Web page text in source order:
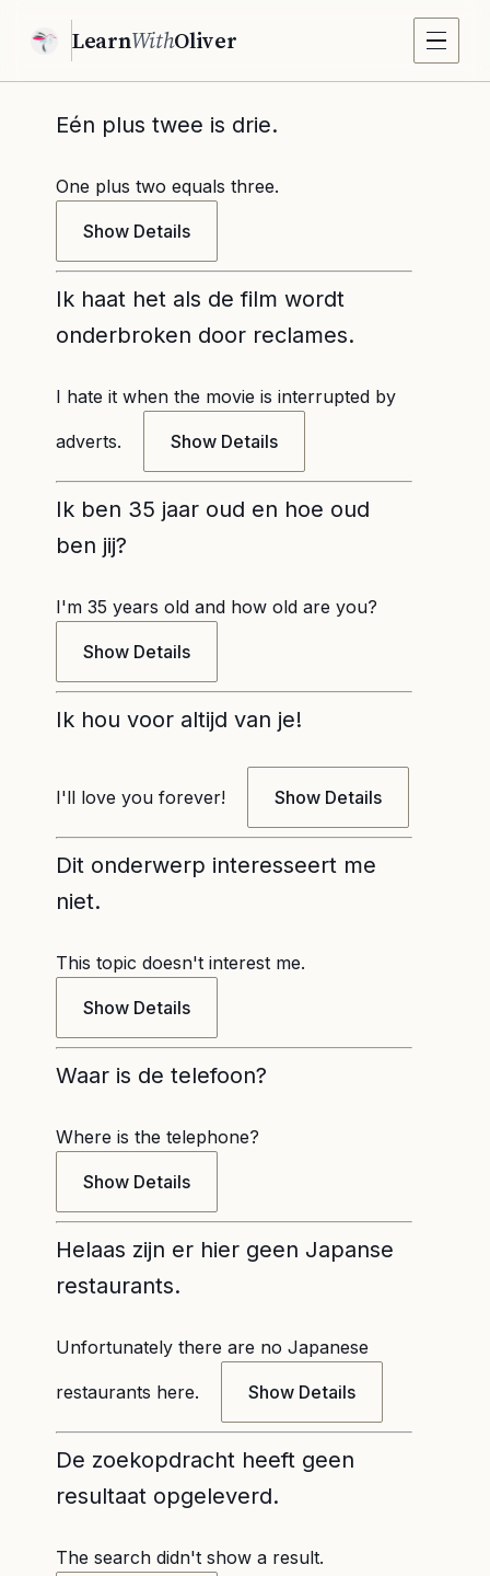
LearnWithOliver
Eén plus twee is drie.
One plus two equals three.
Show Details
Ik haat het als de film wordt
onderbroken door reclames.
I hate it when the movie is interrupted by
adverts. Show Details
Ik ben 35 jaar oud en hoe oud
ben jij?
I'm 35 years old and how old are you?
Show Details
Ik hou voor altijd van je!
I'll love you forever! Show Details
Dit onderwerp interesseert me
niet.
This topic doesn't interest me.
Show Details
Waar is de telefoon?
Where is the telephone?
Show Details
Helaas zijn er hier geen Japanse
restaurants.
Unfortunately there are no Japanese
restaurants here. Show Details
De zoekopdracht heeft geen
resultaat opgeleverd.
The search didn't show a result.